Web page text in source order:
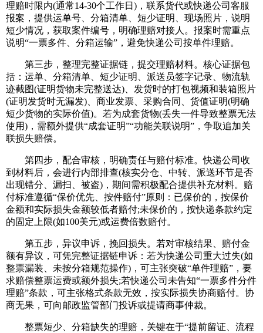
理赔时限内(通常14-30个工作日)，联系货代或快递公司客服
报案，提供运单号、分箱清单、短少证明、现场照片，说明
短少情况，获取案件编号，明确理赔对接人。报案时需重点
说明“一票多件、分箱运输”，避免快递公司按单件理赔。
第三步，整理完整证据链，提交理赔材料。核心证据包
括：运单、分箱清单、短少证明、派送员签字记录、物流轨
迹截图(证明货物未完整送达)、发货时的打包视频和装箱照片
(证明发货时无漏发)、商业发票、采购合同、货值证明(明确
短少货物的实际价值)。若为成套货物(丢失一件导致整票无法
使用)，需额外提供“成套证明”“功能关联说明”，争取追加关
联损失赔偿。
第四步，配合审核，明确责任与赔付标准。快递公司收
到材料后，会进行内部排查(核实分仓、中转、派送环节是否
出现错分、漏扫、被盗)，期间需积极配合提供补充材料。赔
付标准遵循“保价优先、按件赔付”原则：已保价的，按保价
金额和实际损失金额较低者赔付;未保价的，按快递条款约定
的固定上限(如100美元)或运费倍数赔付。
第五步，异议申诉，挽回损失。若对审核结果、赔付金
额有异议，可凭完整证据链申诉：若为快递公司重大过失(如
整票漏装、未按分箱规范操作)，可主张突破“单件理赔”，要
求赔偿整票运费或额外损失;若快递公司未告知“一票多件分件
理赔”条款，可主张格式条款无效，按实际损失协商赔付。协
商无果，可向邮政监管部门投诉或提请商事仲裁。
整票短少、分箱缺失的理赔，关键在于“提前留证、流程